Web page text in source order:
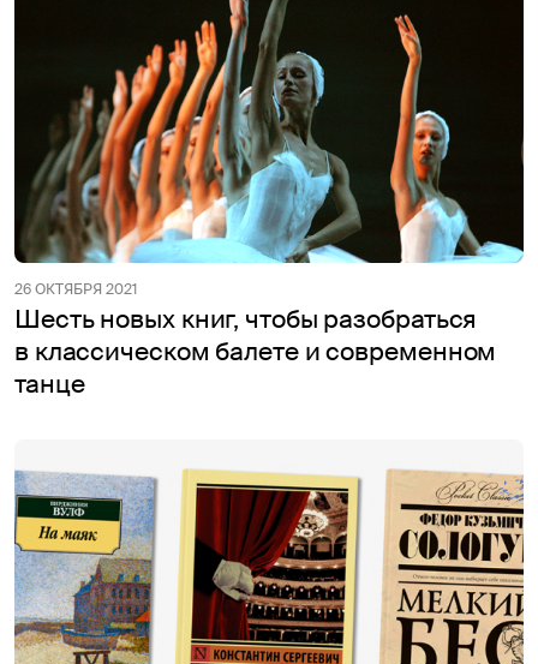
26 ОКТЯБРЯ 2021
Шесть новых книг, чтобы разобраться
в классическом балете и современном
танце